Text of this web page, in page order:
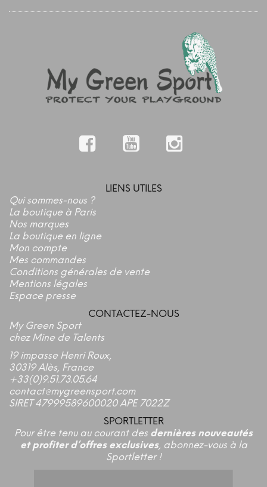
LIENS UTILES
Qui sommes-nous ?
La boutique à Paris
Nos marques
La boutique en ligne
Mon compte
Mes commandes
Conditions générales de vente
Mentions légales
Espace presse
CONTACTEZ-NOUS
My Green Sport
chez Mine de Talents
19 impasse Henri Roux,
30319 Alès, France
+33(0)9.51.73.05.64
contact@mygreensport.com
SIRET 47999589600020 APE 7022Z
SPORTLETTER
Pour être tenu au courant des dernières nouveautés
et profiter d’offres exclusives, abonnez-vous à la
Sportletter !